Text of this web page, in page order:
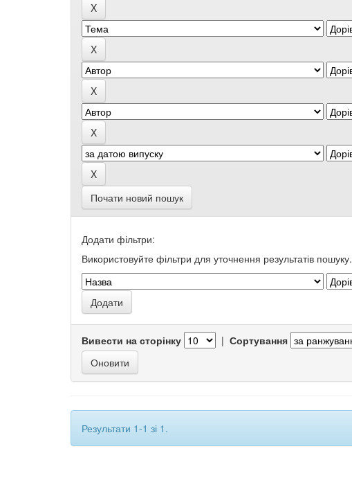
Почати новий пошук
Додати фільтри:
Використовуйте фільтри для уточнення результатів пошуку.
Вивести на сторінку | Сортування
Результати 1-1 зі 1.